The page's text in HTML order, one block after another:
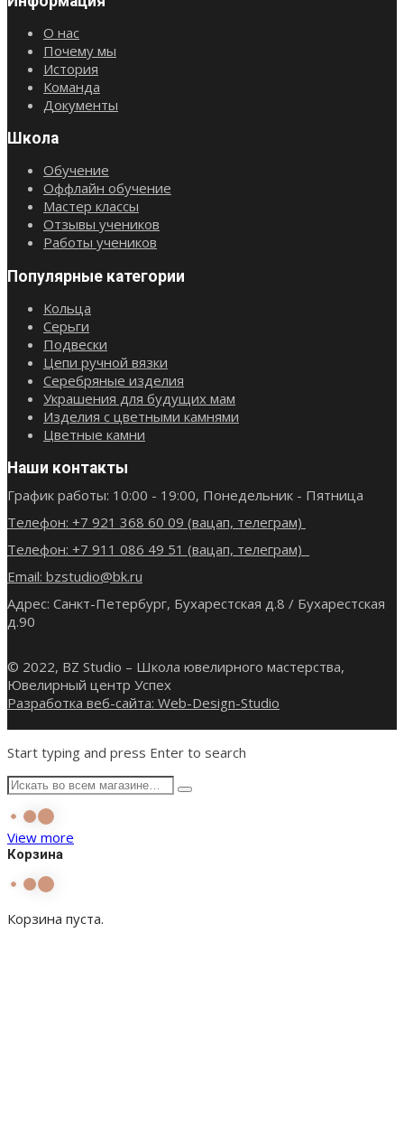
О нас
Почему мы
История
Команда
Документы
Школа
Обучение
Оффлайн обучение
Мастер классы
Отзывы учеников
Работы учеников
Популярные категории
Кольца
Серьги
Подвески
Цепи ручной вязки
Серебряные изделия
Украшения для будущих мам
Изделия с цветными камнями
Цветные камни
Наши контакты
График работы: 10:00 - 19:00, Понедельник - Пятница
Телефон: +7 921 368 60 09 (вацап, телеграм)
Телефон: +7 911 086 49 51 (вацап, телеграм)
Email: bzstudio@bk.ru
Адрес: Санкт-Петербург, Бухарестская д.8 / Бухарестская
д.90
© 2022, BZ Studio – Школа ювелирного мастерства,
Ювелирный центр Успех
Разработка веб-сайта: Web-Design-Studio
Start typing and press Enter to search
View more
Корзина
Корзина пуста.